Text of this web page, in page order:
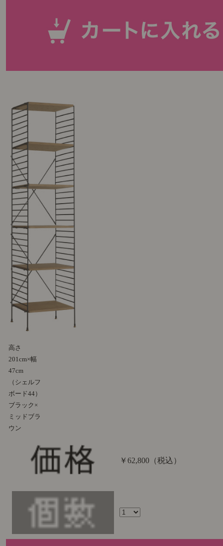
高さ
201cm×幅
47cm
（シェルフ
ボード44）
ブラック×
ミッドブラ
ウン
￥62,800 （税込）